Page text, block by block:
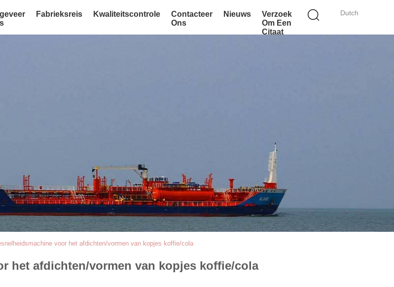
Dutch
Fabrieksreis Kwaliteitscontrole
Contacteer
Ons
Nieuws
Verzoek
Om Een
Citaat
voor het afdichten/vormen van kopjes koffie/cola
het afdichten/vormen van kopjes koffie/cola